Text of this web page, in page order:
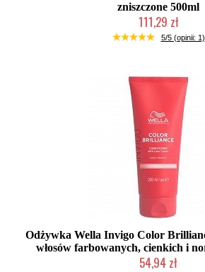
zniszczone 500ml
111,29 zł
Duża ilość (wysyłka w 24h)
5/5 (opinii: 1)
Odżywka Wella Invigo Color
włosów farbowanych, cienkich i
54,94 zł